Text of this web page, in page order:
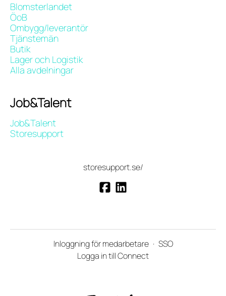
Blomsterlandet
ÖoB
Ombygg/leverantör
Tjänstemän
Butik
Lager och Logistik
Alla avdelningar
Job&Talent
Job&Talent
Storesupport
storesupport.se/
Inloggning för medarbetare · SSO
Logga in till Connect